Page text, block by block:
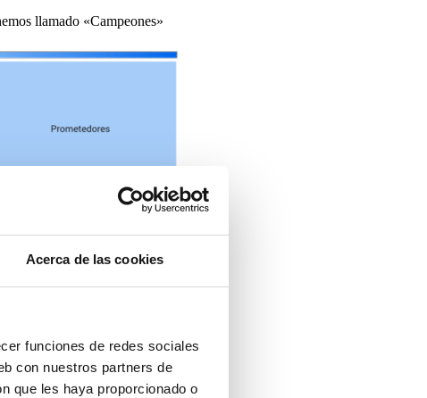
Acerca de las cookies
funciones de redes sociales
con nuestros partners de
que les haya proporcionado o
llamado «Campeones»